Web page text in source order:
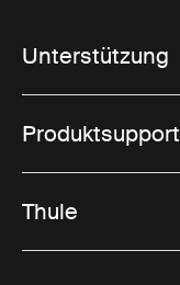
Unterstützung
Produktsupport
Thule